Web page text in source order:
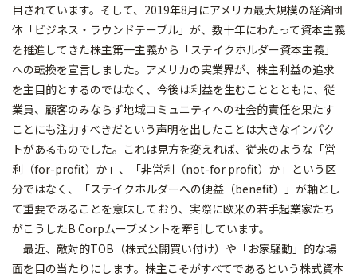
目されています。そして、2019年8月にアメリカ最大規模の経済団
体「ビジネス・ラウンドテーブル」が、数十年にわたって資本主義
を推進してきた株主第一主義から「ステイクホルダー資本主義」
への転換を宣言しました。アメリカの実業界が、株主利益の追求
を主目的とするのではなく、今後は利益を生むこととともに、従
業員、顧客のみならず地域コミュニティへの社会的責任を果たす
ことにも注力すべきだという声明を出したことは大きなインパク
トがあるものでした。これは見方を変えれば、従来のような「営
利（for-profit）か」、「非営利（not-for profit）か」という区
分ではなく、「ステイクホルダーへの便益（benefit）」が軸とし
て重要であることを意味しており、実際に欧米の若手起業家たち
がこうしたB Corpムーブメントを牽引しています。
最近、敵対的TOB（株式公開買い付け）や「お家騒動」的な場
面を目の当たりにします。株主こそがすべてであるという株式資本